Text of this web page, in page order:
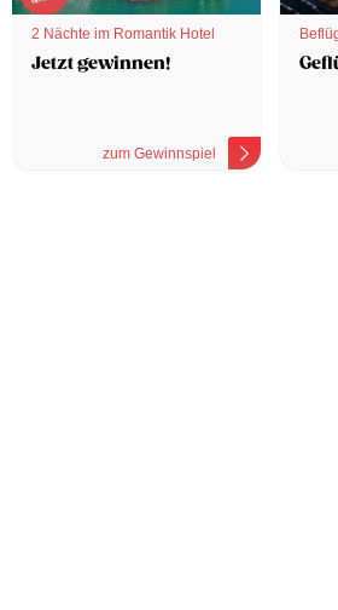
2 Nächte im Romantik Hotel
Jetzt gewinnen!
zum Gewinnspiel